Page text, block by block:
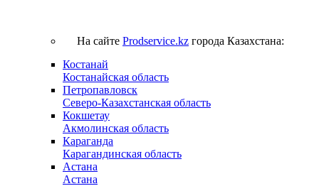
На сайте Prodservice.kz города Казахстана:
Костанай
Костанайская область
Петропавловск
Северо-Казахстанская область
Кокшетау
Акмолинская область
Караганда
Карагандинская область
Астана
Астана